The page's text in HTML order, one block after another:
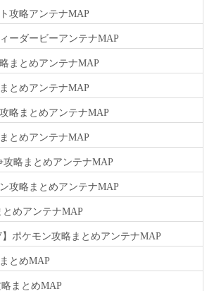
攻略アンテナMAP
ーダービーアンテナMAP
まとめアンテナMAP
とめアンテナMAP
略まとめアンテナMAP
とめアンテナMAP
略まとめアンテナMAP
攻略まとめアンテナMAP
めアンテナMAP
ポケモン攻略まとめアンテナMAP
とめMAP
まとめMAP